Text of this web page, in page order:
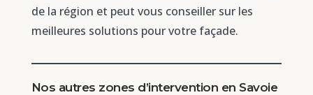
de la région et peut vous conseiller sur les
meilleures solutions pour votre façade.
Nos autres zones d’intervention en Savoie